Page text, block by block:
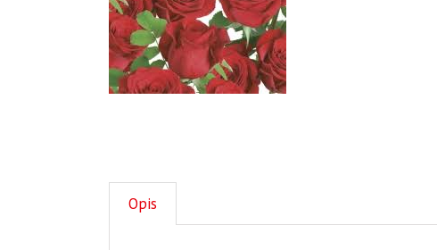
Opis